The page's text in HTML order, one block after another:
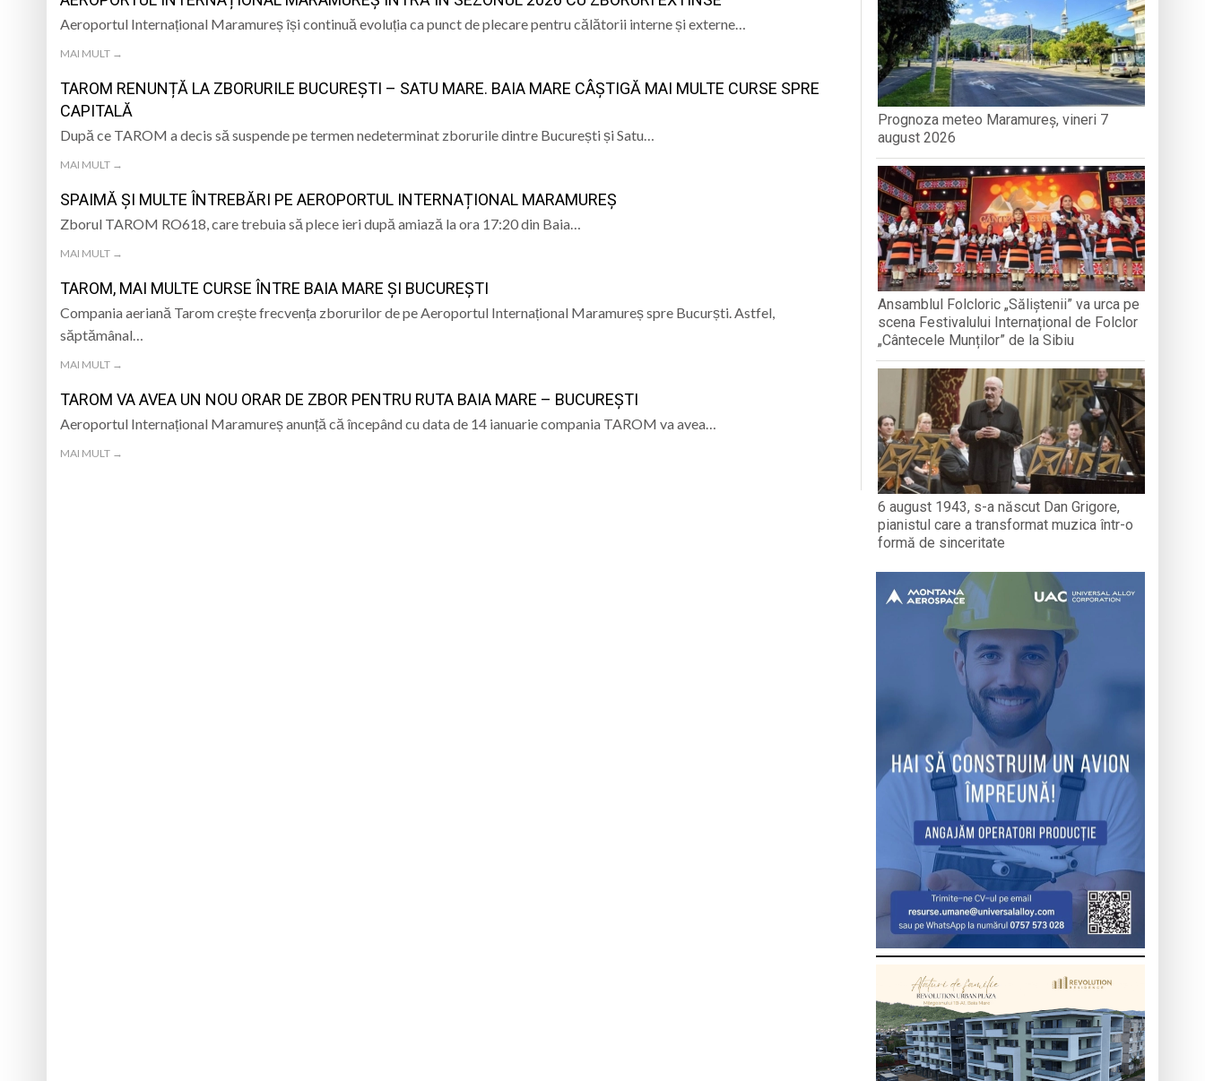
Trei seri despre gândire, emoții și sănătate, la Vișeu de Sus
Biblioteca Municipală „Laurențiu Ulici” din Sighet găzduiește o nouă întâlnire a clubului de carte „Legături Literare”
Aeroportul Internațional Maramureș își continuă evoluția ca punct de plecare pentru călătorii interne și externe…
MAI MULT →
TAROM RENUNȚĂ LA ZBORURILE BUCUREȘTI – SATU MARE. BAIA MARE CÂȘTIGĂ MAI MULTE CURSE SPRE
CAPITALĂ
După ce TAROM a decis să suspende pe termen nedeterminat zborurile dintre București și Satu…
MAI MULT →
SPAIMĂ ȘI MULTE ÎNTREBĂRI PE AEROPORTUL INTERNAȚIONAL MARAMUREȘ
Zborul TAROM RO618, care trebuia să plece ieri după amiază la ora 17:20 din Baia…
MAI MULT →
TAROM, MAI MULTE CURSE ÎNTRE BAIA MARE ȘI BUCUREȘTI
Compania aeriană Tarom crește frecvența zborurilor de pe Aeroportul Internațional Maramureș spre Bucurști. Astfel,
săptămânal…
MAI MULT →
TAROM VA AVEA UN NOU ORAR DE ZBOR PENTRU RUTA BAIA MARE – BUCUREȘTI
Aeroportul Internațional Maramureș anunță că începând cu data de 14 ianuarie compania TAROM va avea…
MAI MULT →
Prognoza meteo Maramureș, vineri 7
august 2026
Ansamblul Folcloric „Săliștenii” va urca pe
scena Festivalului Internațional de Folclor
„Cântecele Munților” de la Sibiu
6 august 1943, s-a născut Dan Grigore,
pianistul care a transformat muzica într-o
formă de sinceritate